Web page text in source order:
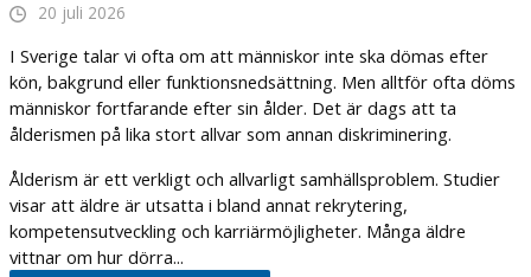
20 juli 2026
I Sverige talar vi ofta om att människor inte ska dömas efter
kön, bakgrund eller funktionsnedsättning. Men alltför ofta döms
människor fortfarande efter sin ålder. Det är dags att ta
ålderismen på lika stort allvar som annan diskriminering.
Ålderism är ett verkligt och allvarligt samhällsproblem. Studier
visar att äldre är utsatta i bland annat rekrytering,
kompetensutveckling och karriärmöjligheter. Många äldre
vittnar om hur dörra...